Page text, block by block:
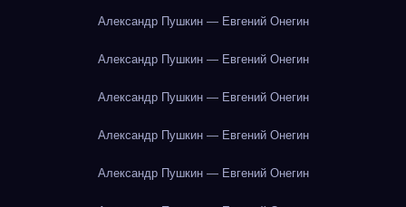
Александр Пушкин — Евгений Онегин
Александр Пушкин — Евгений Онегин
Александр Пушкин — Евгений Онегин
Александр Пушкин — Евгений Онегин
Александр Пушкин — Евгений Онегин